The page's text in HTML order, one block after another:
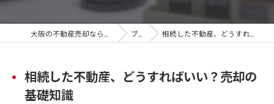
ブログ 相続した不動産、どうすればいい？売却の基礎知識
相続した不動産、どうすればいい？売却の
基礎知識